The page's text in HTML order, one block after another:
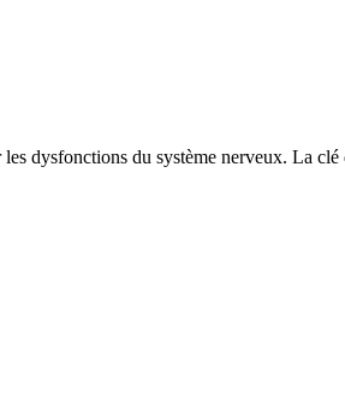
dysfonctions du système nerveux. La